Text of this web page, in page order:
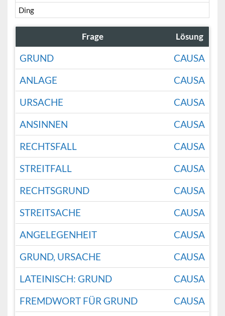
Ding
Frage Lösung
GRUND
CAUSA
ANLAGE
CAUSA
URSACHE
CAUSA
ANSINNEN
CAUSA
RECHTSFALL
CAUSA
STREITFALL
CAUSA
RECHTSGRUND
CAUSA
STREITSACHE
CAUSA
ANGELEGENHEIT
CAUSA
GRUND, URSACHE
CAUSA
LATEINISCH: GRUND
CAUSA
FREMDWORT FÜR GRUND
CAUSA